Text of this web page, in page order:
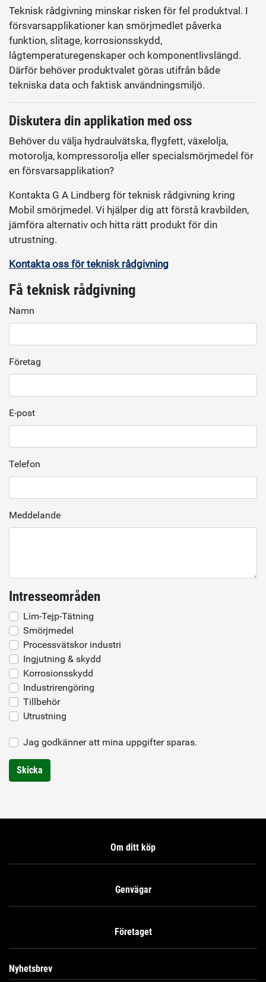
Teknisk rådgivning minskar risken för fel produktval. I
försvarsapplikationer kan smörjmedlet påverka
funktion, slitage, korrosionsskydd,
lågtemperaturegenskaper och komponentlivslängd.
Därför behöver produktvalet göras utifrån både
tekniska data och faktisk användningsmiljö.
Diskutera din applikation med oss
Behöver du välja hydraulvätska, flygfett, växelolja,
motorolja, kompressorolja eller specialsmörjmedel för
en försvarsapplikation?
Kontakta G A Lindberg för teknisk rådgivning kring
Mobil smörjmedel. Vi hjälper dig att förstå kravbilden,
jämföra alternativ och hitta rätt produkt för din
utrustning.
Kontakta oss för teknisk rådgivning
Få teknisk rådgivning
Namn
Företag
E-post
Telefon
Meddelande
Intresseområden
Lim-Tejp-Tätning
Smörjmedel
Processvätskor industri
Ingjutning & skydd
Korrosionsskydd
Industrirengöring
Tillbehör
Utrustning
Jag godkänner att mina uppgifter sparas.
Skicka
Om ditt köp
Genvägar
Företaget
Nyhetsbrev